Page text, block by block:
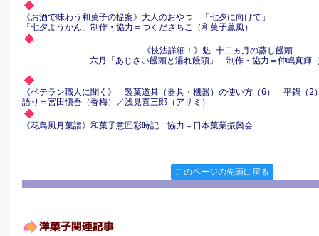
《お酒で味わう和菓子の提案》大人のおやつ 「七夕に向けて」
「七夕ようかん」制作・協力＝つくださちこ（和菓子薫風）
《技法詳細！》魁 十二ヵ月の蒸し饅頭
六月「あじさい饅頭と濡れ饅頭」 制作・協力＝仲嶋真輝
《ベテラン職人に聞く》 製菓道具（器具・機器）の使い方（6） 平鍋（
語り＝宮田愼吾（香梅）／浅見喜三郎（アサミ）
《花鳥風月菓譜》和菓子意匠彩時記 協力＝日本菓業振興会
このページの先頭に戻る